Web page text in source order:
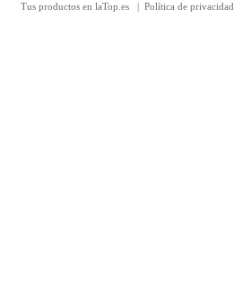
Tus productos en laTop.es | Política de privacidad